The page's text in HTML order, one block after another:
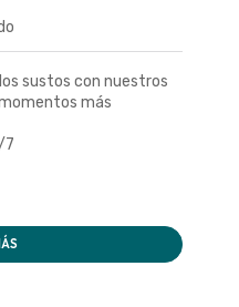
sustos con nuestros
más
7